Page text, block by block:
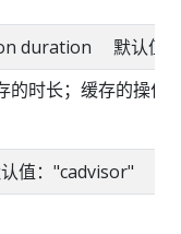
duration 默认值
的时长；缓存的操作
值："cadvisor"